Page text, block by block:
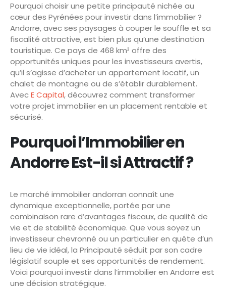
Pourquoi choisir une petite principauté nichée au
cœur des Pyrénées pour investir dans l’immobilier ?
Andorre, avec ses paysages à couper le souffle et sa
fiscalité attractive, est bien plus qu’une destination
touristique. Ce pays de 468 km² offre des
opportunités uniques pour les investisseurs avertis,
qu’il s’agisse d’acheter un appartement locatif, un
chalet de montagne ou de s’établir durablement.
AvecE Capital, découvrez comment transformer
votre projet immobilier en un placement rentable et
sécurisé.
Pourquoi l’Immobilier en
Andorre Est-il si Attractif ?
Le marché immobilier andorran connaît une
dynamique exceptionnelle, portée par une
combinaison rare d’avantages fiscaux, de qualité de
vie et de stabilité économique. Que vous soyez un
investisseur chevronné ou un particulier en quête d’un
lieu de vie idéal, la Principauté séduit par son cadre
législatif souple et ses opportunités de rendement.
Voici pourquoi investir dans l’immobilier en Andorre est
une décision stratégique.